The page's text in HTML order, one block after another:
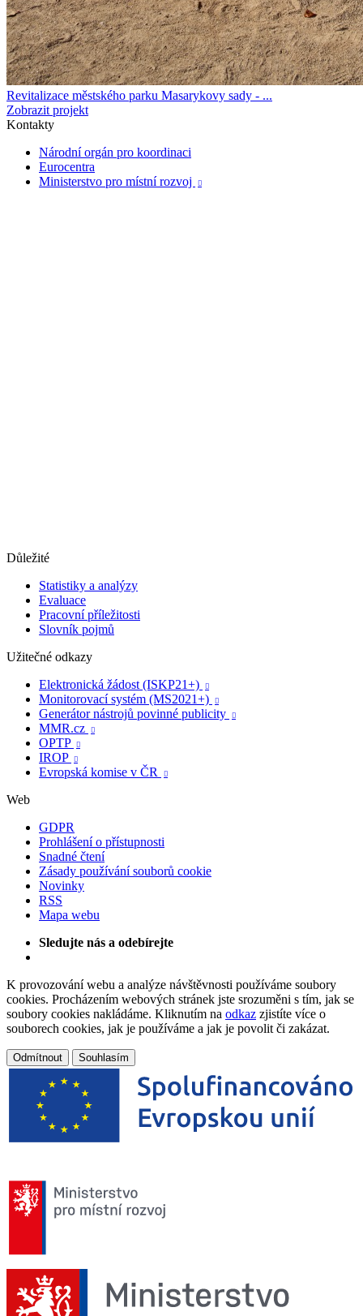
Revitalizace městského parku Masarykovy sady - ...
Zobrazit projekt
Kontakty
Národní orgán pro koordinaci
Eurocentra
Ministerstvo pro místní rozvoj

Důležité
Statistiky a analýzy
Evaluace
Pracovní příležitosti
Slovník pojmů
Užitečné odkazy
Elektronická žádost (ISKP21+)

Monitorovací systém (MS2021+) 
Generátor nástrojů povinné publicity 
MMR.cz 
OPTP 
IROP 
Evropská komise v ČR 
Web
GDPR
Prohlášení o přístupnosti
Snadné čtení
Zásady používání souborů cookie
Novinky
RSS
Mapa webu
Sledujte nás a odebírejte
K provozování webu a analýze návštěvnosti používáme soubory
cookies. Procházením webových stránek jste srozuměni s tím, jak se
soubory cookies nakládáme. Kliknutím na odkaz zjistíte více o
souborech cookies, jak je používáme a jak je povolit či zakázat.
Odmítnout Souhlasím